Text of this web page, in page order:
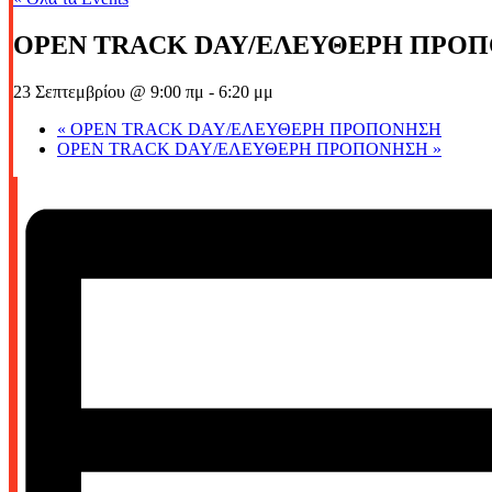
OPEN TRACK DAY/ΕΛΕΥΘΕΡΗ
23 Σεπτεμβρίου @ 9:00 πμ - 6:20 μμ
« OPEN TRACK DAY/ΕΛΕΥΘΕΡΗ ΠΡΟΠΟΝΗΣΗ
OPEN TRACK DAY/ΕΛΕΥΘΕΡΗ ΠΡΟΠΟΝΗΣΗ »